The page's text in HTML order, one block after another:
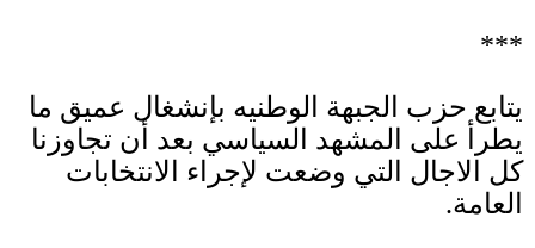
***
يتابع حزب الجبهة الوطنيه بإنشغال عميق ما
يطرأ على المشهد السياسي بعد أن تجاوزنا
كل الاجال التي وضعت لإجراء الانتخابات
العامة.